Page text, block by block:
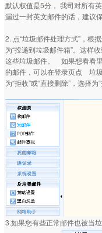
默认权值是5分， 我司对所有
漏过一封英文邮件的话，建议
2. 点“垃圾邮件处理方式”，根
为“投递到垃圾邮件箱”。这样
这些垃圾邮件。 如果想看看
的邮件，可以在登录页点 垃
为“拒收”或“直接删除”，选择
3.如果您有些正常邮件也被当